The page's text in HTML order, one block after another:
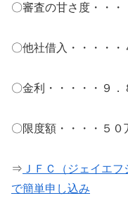
〇審査の甘さ度・
〇他社借入・・・・
〇金利・・・・・９．
〇限度額・・・・５０
⇒ ＪＦＣ（ジェイエ
で簡単申し込み